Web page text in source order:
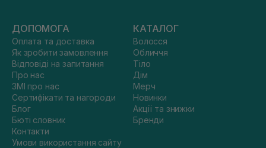
ДОПОМОГА
Оплата та доставка
Як зробити замовлення
Відповіді на запитання
Про нас
ЗМІ про нас
Сертифікати та нагороди
Блог
Бюті словник
Контакти
Умови використання сайту
КАТАЛОГ
Волосся
Обличчя
Тіло
Дім
Мерч
Новинки
Акції та знижки
Бренди